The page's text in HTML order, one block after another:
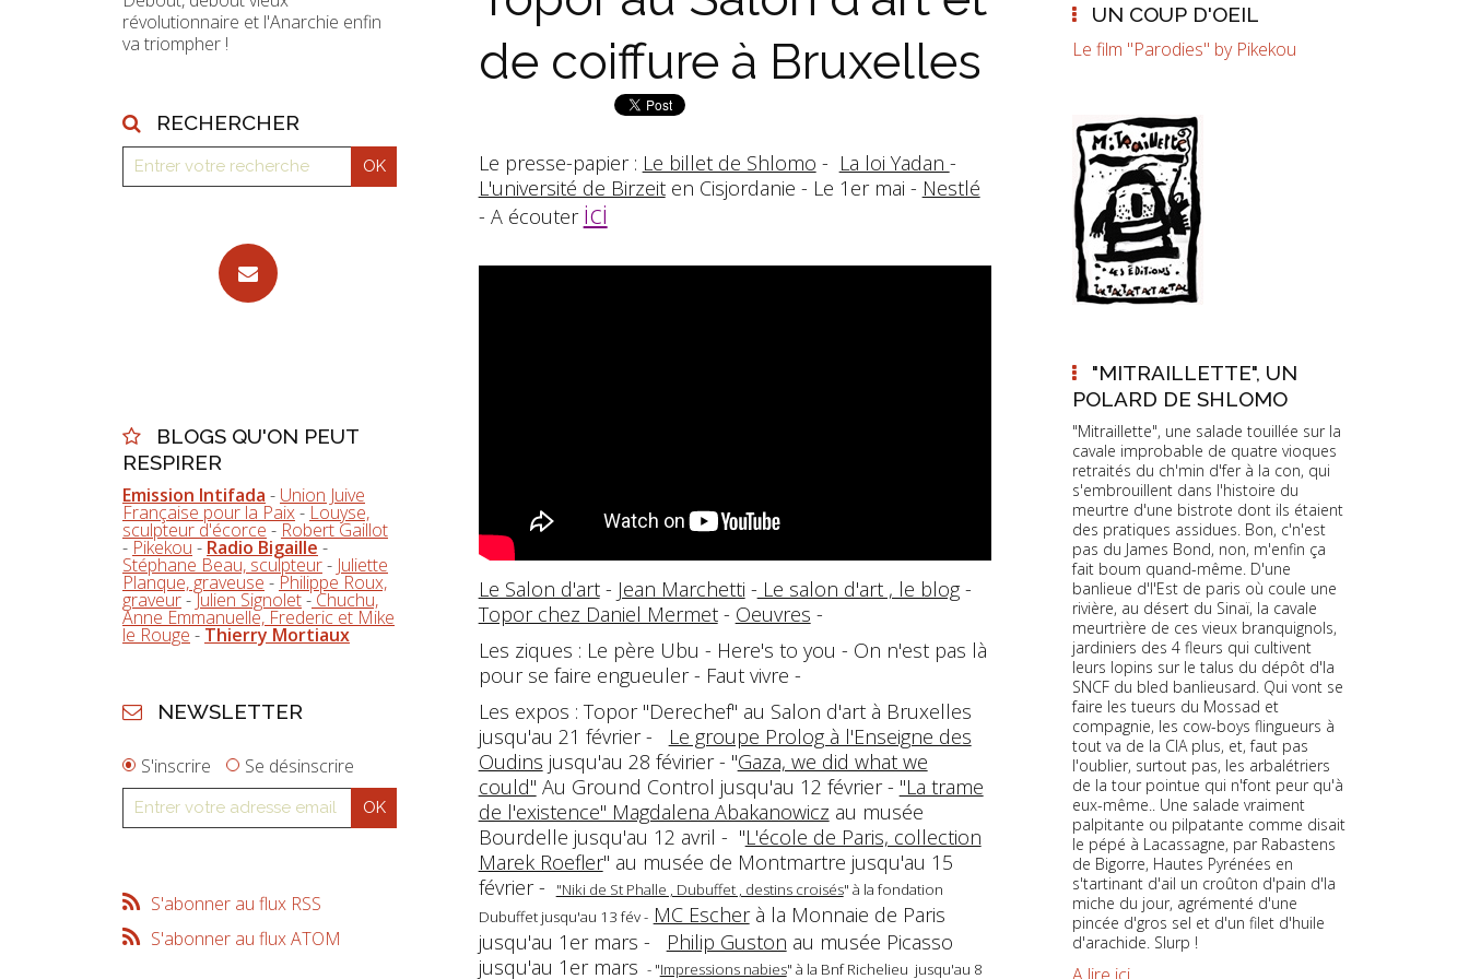
révolutionnaire et l'Anarchie enfin
va triompher !
RECHERCHER
BLOGS QU'ON PEUT
RESPIRER
Emission Intifada - Union Juive
Française pour la Paix- Louyse,
sculpteur d'écorce - Robert Gaillot
- Pikekou - Radio Bigaille -
Stéphane Beau, sculpteur- Juliette
Planque, graveuse - Philippe Roux,
graveur-Julien Signolet- Chuchu,
Anne Emmanuelle, Frederic et Mike
le Rouge - Thierry Mortiaux
NEWSLETTER
S'inscrire Se désinscrire
S'abonner au flux RSS
S'abonner au flux ATOM
de coiffure à Bruxelles
Le presse-papier : Le billet de Shlomo - La loi Yadan -
L'université de Birzeiten Cisjordanie - Le 1er mai - Nestlé
- A écouter ici
Le Salon d'art- Jean Marchetti - Le salon d'art , le blog-
Topor chez Daniel Mermet- Oeuvres -
Les ziques : Le père Ubu - Here's to you - On n'est pas là
pour se faire engueuler - Faut vivre -
Les expos : Topor "Derechef" au Salon d'art à Bruxelles
jusqu'au 21 février - Le groupe Prolog à l'Enseigne des
Oudins jusqu'au 28 févirier - "Gaza, we did what we
could" Au Ground Control jusqu'au 12 février - "La trame
de l'existence" Magdalena Abakanowicz au musée
Bourdelle jusqu'au 12 avril - "L'école de Paris, collection
Marek Roefler" au musée de Montmartre jusqu'au 15
février -
"Niki de St Phalle , Dubuffet , destins croisés" à la fondation
Dubuffet jusqu'au 13 fév - MC Escherà la Monnaie de Paris
jusqu'au 1er mars - Philip Guston au musée Picasso
jusqu'au 1er mars - "Impressions nabies" à la Bnf Richelieu jusqu'au 8
UN COUP D'OEIL
Le film "Parodies" by Pikekou
"MITRAILLETTE", UN
POLARD DE SHLOMO
"Mitraillette", une salade touillée sur la
cavale improbable de quatre vioques
retraités du ch'min d'fer à la con, qui
s'embrouillent dans l'histoire du
meurtre d'une bistrote dont ils étaient
des pratiques assidues. Bon, c'n'est
pas du James Bond, non, m'enfin ça
fait boum quand-même. D'une
banlieue d'l'Est de paris où coule une
rivière, au désert du Sinaï, la cavale
meurtrière de ces vieux branquignols,
jardiniers des 4 fleurs qui cultivent
leurs lopins sur le talus du dépôt d'la
SNCF du bled banlieusard. Qui vont se
faire les tueurs du Mossad et
compagnie, les cow-boys flingueurs à
tout va de la CIA plus, et, faut pas
l'oublier, surtout pas, les arbalétriers
de la tour pointue qui n'font peur qu'à
eux-même.. Une salade vraiment
palpitante ou pilpatante comme disait
le pépé à Lacassagne, par Rabastens
de Bigorre, Hautes Pyrénées en
s'tartinant d'ail un croûton d'pain d'la
miche du jour, agrémenté d'une
pincée d'gros sel et d'un filet d'huile
d'arachide. Slurp !